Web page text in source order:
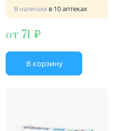
В наличии в 10 аптеках
от 71
В корзину